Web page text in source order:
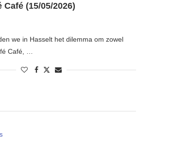
Café (15/05/2026)
we in Hasselt het dilemma om zowel
Café, …